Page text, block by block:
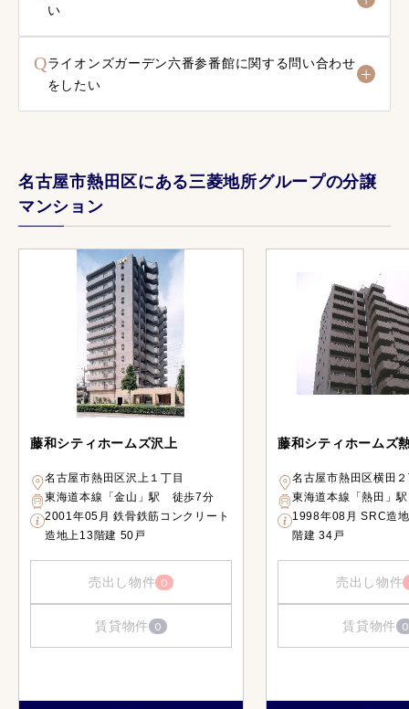
い
Qライオンズガーデン六番参番館に関する問い合わせ
をしたい
名古屋市熱田区にある三菱地所グループの分譲
マンション
藤和シティホームズ沢上
名古屋市熱田区沢上１丁目
東海道本線「金山」駅 徒歩7分
2001年05月 鉄骨鉄筋コンクリート
造地上13階建 50戸
売出し物件 0
賃貸物件 0
藤和シティホームズ
名古屋市熱田区横田
東海道本線「熱田」
1998年08月 SRC造
階建 34戸
売出し物件
賃貸物件 0